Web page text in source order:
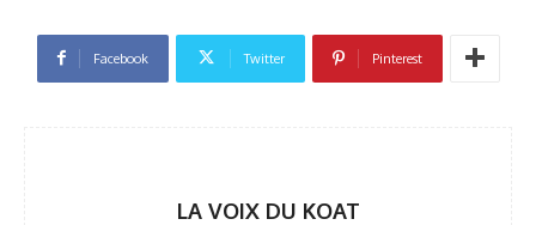
Facebook Twitter Pinterest
LA VOIX DU KOAT